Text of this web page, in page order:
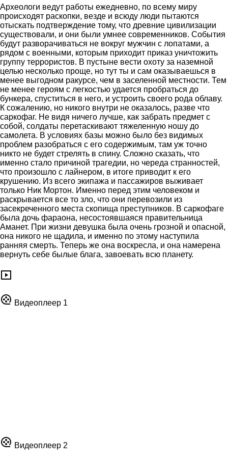
Археологи ведут работы ежедневно, по всему миру
происходят раскопки, везде и всюду люди пытаются
отыскать подтверждение тому, что древние цивилизации
существовали, и они были умнее современников. События
будут разворачиваться не вокруг мужчин с лопатами, а
рядом с военными, которым приходит приказ уничтожить
группу террористов. В пустыне вести охоту за наземной
целью несколько проще, но тут ты и сам оказываешься в
менее выгодном ракурсе, чем в заселенной местности. Тем
не менее героям с легкостью удается пробраться до
бункера, спуститься в него, и устроить своего рода облаву.
К сожалению, но никого внутри не оказалось, разве что
саркофаг. Не видя ничего лучше, как забрать предмет с
собой, солдаты перетаскивают тяжеленную ношу до
самолета. В условиях базы можно было без видимых
проблем разобраться с его содержимым, там уж точно
никто не будет стрелять в спину. Сложно сказать, что
именно стало причиной трагедии, но череда странностей,
что произошло с лайнером, в итоге приводит к его
крушению. Из всего экипажа и пассажиров выживает
только Ник Мортон. Именно перед этим человеком и
раскрывается все то зло, что они перевозили из
засекреченного места скопища преступников. В саркофаге
была дочь фараона, несостоявшаяся правительница
Аманет. При жизни девушка была очень грозной и опасной,
она никого не щадила, и именно по этому наступила
ранняя смерть. Теперь же она воскресла, и она намерена
вернуть себе былые блага, завоевать всю планету.
Видеоплеер 1
Видеоплеер 2